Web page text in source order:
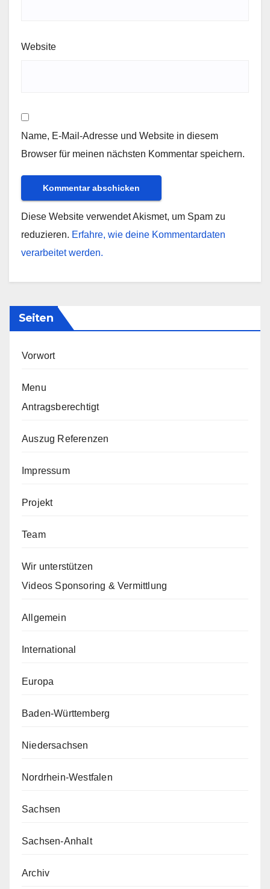
Website
Name, E-Mail-Adresse und Website in diesem
Browser für meinen nächsten Kommentar speichern.
Diese Website verwendet Akismet, um Spam zu
reduzieren. Erfahre, wie deine Kommentardaten
verarbeitet werden.
Seiten
Vorwort
Menu
Antragsberechtigt
Auszug Referenzen
Impressum
Projekt
Team
Wir unterstützen
Videos Sponsoring & Vermittlung
Allgemein
International
Europa
Baden-Württemberg
Niedersachsen
Nordrhein-Westfalen
Sachsen
Sachsen-Anhalt
Archiv